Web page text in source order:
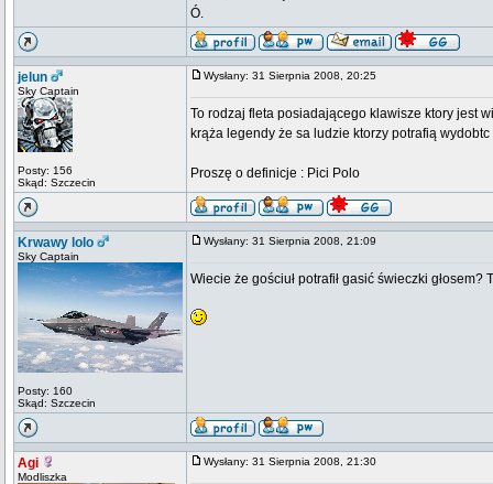
Ó.
jelun
Sky Captain
Posty: 156
Skąd: Szczecin
Wysłany: 31 Sierpnia 2008, 20:25
To rodzaj fleta posiadającego klawisze ktory jest
krąża legendy że sa ludzie ktorzy potrafią
Proszę o definicje : Pici Polo
Krwawy lolo
Sky Captain
Posty: 160
Skąd: Szczecin
Wysłany: 31 Sierpnia 2008, 21:09
Wiecie że gościuł potrafił gasić świeczki
Agi
Modliszka
Wysłany: 31 Sierpnia 2008, 21:30